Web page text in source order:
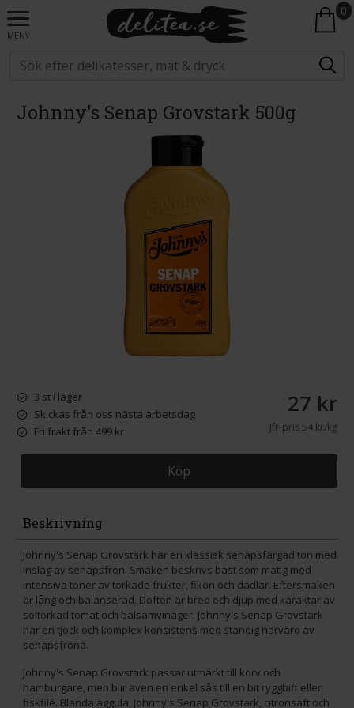
MENY
0
Johnny's Senap Grovstark 500g
3 st i lager
Skickas från oss nästa arbetsdag
Fri frakt från 499 kr
27 kr
Jfr-pris54 kr/kg
Köp
Beskrivning
Johnny's Senap Grovstark har en klassisk senapsfärgad ton med
inslag av senapsfrön. Smaken beskrivs bäst som matig med
intensiva toner av torkade frukter, fikon och dadlar. Eftersmaken
är lång och balanserad. Doften är bred och djup med karaktär av
soltorkad tomat och balsamvinäger. Johnny's Senap Grovstark
har en tjock och komplex konsistens med ständig närvaro av
senapsfröna.
Johnny's Senap Grovstark passar utmärkt till korv och
hamburgare, men blir även en enkel sås till en bit ryggbiff eller
fiskfilé. Blanda äggula, Johnny's Senap Grovstark, citronsaft och